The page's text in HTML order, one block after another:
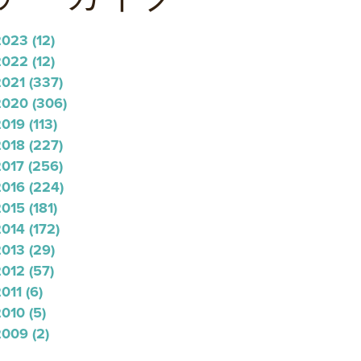
(12)
(12)
(337)
(306)
(113)
(227)
(256)
(224)
(181)
(172)
(29)
(57)
(6)
(5)
(2)